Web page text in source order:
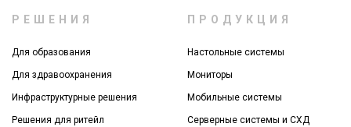
РЕШЕНИЯ
Для образования
Для здравоохранения
Инфраструктурные решения
Решения для ритейл
ПРОДУКЦИЯ
Настольные системы
Мониторы
Мобильные системы
Серверные системы и СХД